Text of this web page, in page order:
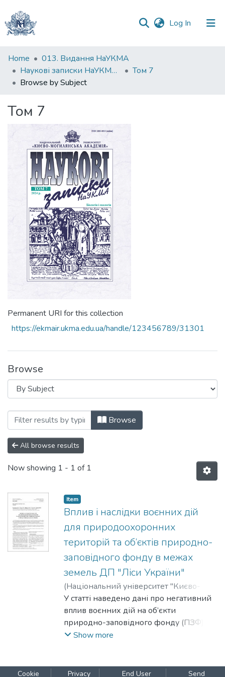
Log In (current)
Communities
&
Collections
Home
013. Видання НаУКМА
Наукові записки НаУКМА. Біологія та екологія
Том 7
Browse by Subject
Том 7
Permanent URI for this collection
https://ekmair.ukma.edu.ua/handle/123456789/31301
Browse
Browsing Том 7 by Subject "Forest
Browse
All browse results
Now showing 1 - 1 of 1
Item
Вплив і наслідки воєнних дій
для природоохоронних
територій та об’єктів природно-
заповідного фонду в межах
земель ДП "Ліси України"
(Національний університет "Києво-
Могилянська академія",2024)
Болоховець, Юрій ;Лицур, Ігор
Шеремет, Іван;Рак, Олександр ;
Партика, Наталія
У статті наведено дані про негативний
вплив воєнних дій на об’єкти
природно-заповідного фонду (ПЗФ),
що перебувають в управлінні ДП "Ліси
дій на об’єкти ПЗФ було проаналізовано
Show more
Cookie Privacy End User Send